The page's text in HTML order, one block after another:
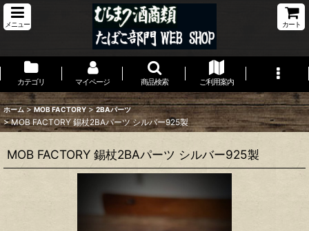
メニュー カート
カテゴリ マイページ 商品検索 ご利用案内
ホーム > MOB FACTORY > 2BAパーツ
> MOB FACTORY 錫杖2BAパーツ シルバー925製
MOB FACTORY 錫杖2BAパーツ シルバー925製